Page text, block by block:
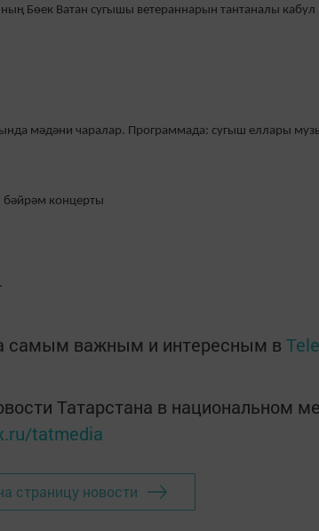
Бөек Ватан сугышы ветераннарын тантаналы кабул
мәдәни чаралар. Программада: сугыш еллары
концерты
самым важным и интересным в
Татарстана в национальном
tatmedia
страницу новости